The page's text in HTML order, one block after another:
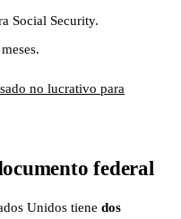
Social Security.
no lucrativo para
federal
Unidos tiene dos